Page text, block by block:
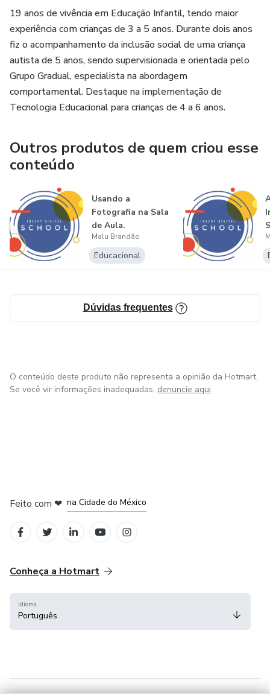
19 anos de vivência em Educação Infantil, tendo maior
experiência com crianças de 3 a 5 anos. Durante dois anos
fiz o acompanhamento da inclusão social de uma criança
autista de 5 anos, sendo supervisionada e orientada pelo
Grupo Gradual, especialista na abordagem
comportamental. Destaque na implementação de
Tecnologia Educacional para crianças de 4 a 6 anos.
Outros produtos de quem criou esse
conteúdo
Usando a
Fotografia na Sala
de Aula.
Malu Brandão
Educacional
Dúvidas frequentes
O conteúdo deste produto não representa a opinião da Hotmart.
Se você vir informações inadequadas, denuncie aqui
Feito com ❤ na Cidade do México
Conheça a Hotmart
Idioma
Português